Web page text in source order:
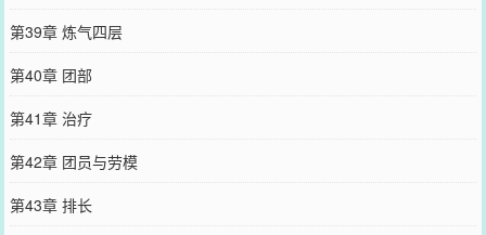
第39章 炼气四层
第40章 团部
第41章 治疗
第42章 团员与劳模
第43章 排长